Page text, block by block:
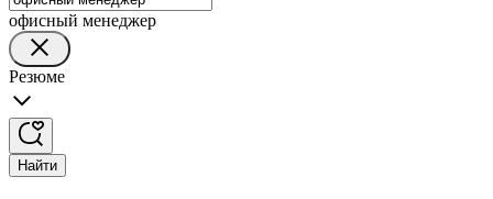
офисный менеджер
Резюме
Найти